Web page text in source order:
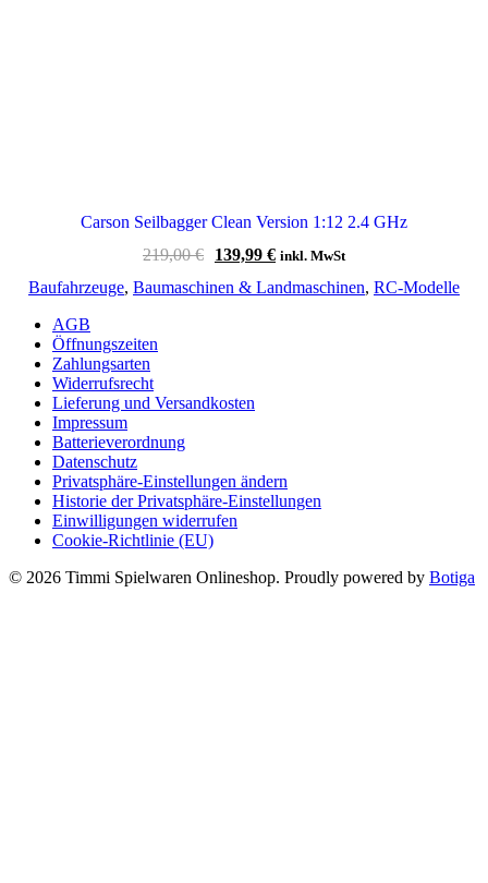
Carson Seilbagger Clean Version 1:12 2.4 GHz
219,00€
Ursprünglicher
war:
139,99 €Aktueller
ist:
inkl. MwSt
Baufahrzeuge, Baumaschinen & Landmaschinen, RC-Modelle
AGB
Öffnungszeiten
Zahlungsarten
Widerrufsrecht
Lieferung und Versandkosten
Impressum
Batterieverordnung
Datenschutz
Privatsphäre-Einstellungen ändern
Historie der Privatsphäre-Einstellungen
Einwilligungen widerrufen
Cookie-Richtlinie (EU)
© 2026 Timmi Spielwaren Onlineshop. Proudly powered by Botiga